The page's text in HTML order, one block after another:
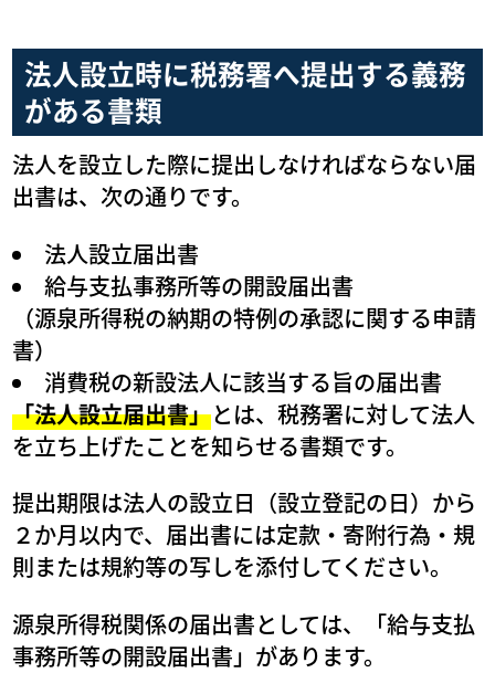
法人設立時に税務署へ提出する義務
がある書類
法人を設立した際に提出しなければならない届
出書は、次の通りです。
法人設立届出書
給与支払事務所等の開設届出書
（源泉所得税の納期の特例の承認に関する申請
書）
消費税の新設法人に該当する旨の届出書
「法人設立届出書」とは、税務署に対して法人
を立ち上げたことを知らせる書類です。
提出期限は法人の設立日（設立登記の日）から
２か月以内で、届出書には定款・寄附行為・規
則または規約等の写しを添付してください。
源泉所得税関係の届出書としては、「給与支払
事務所等の開設届出書」があります。